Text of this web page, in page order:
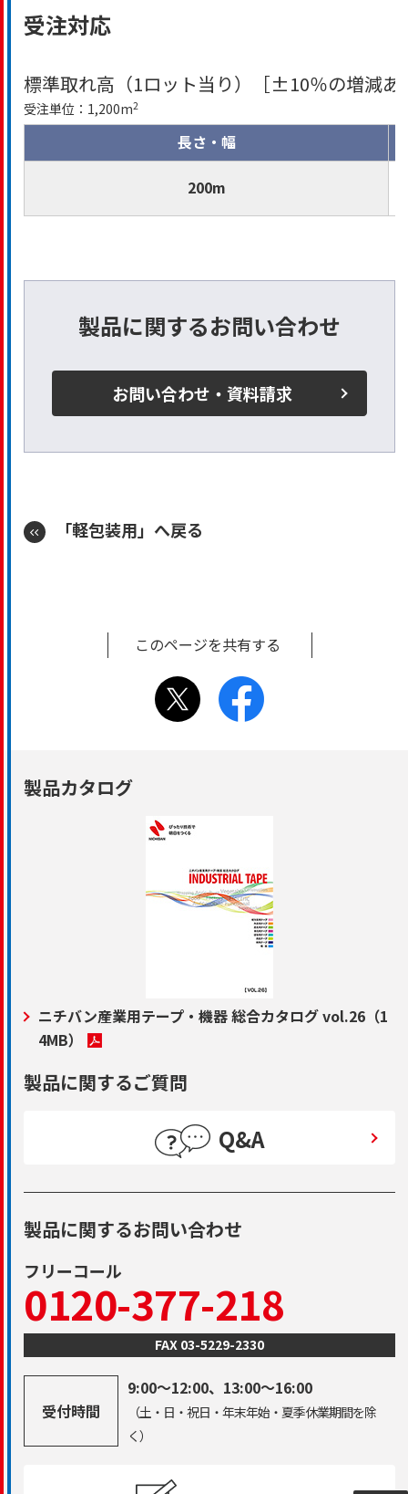
受注対応
標準取れ高（1ロット当り）［±10％の増減あ
受注単位：1,200m2
長さ・幅
200m
製品に関するお問い合わせ
お問い合わせ・資料請求
「軽包装用」へ戻る
このページを共有する
製品カタログ
ニチバン産業用テープ・機器 総合カタログ vol.26 （1
4MB）
製品に関するご質問
Q&A
製品に関するお問い合わせ
フリーコール
0120-377-218
FAX 03-5229-2330
受付時間
9:00～12:00、13:00～16:00
（土・日・祝日・年末年始・夏季休業期間を除
く）